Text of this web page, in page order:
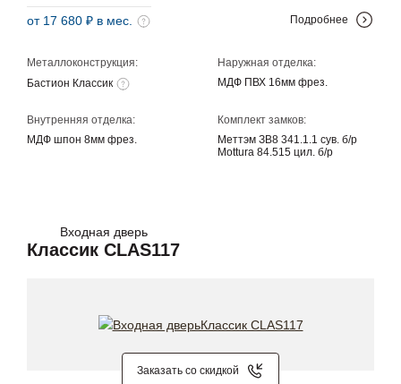
Металлоконструкция:
Бастион Классик
Наружная отделка:
МДФ ПВХ 16мм фрез.
Внутренняя отделка:
МДФ шпон 8мм фрез.
Комплект замков:
Меттэм ЗВ8 341.1.1 сув. б/р
Mottura 84.515 цил. б/р
от 17 680 ₽ в мес. Подробнее
Входная дверь
Классик CLAS117
Заказать со скидкой